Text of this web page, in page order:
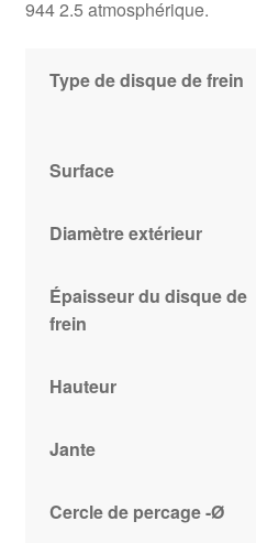
944 2.5 atmosphérique.
Type de disque de frein
Surface
Diamètre extérieur
Épaisseur du disque de
frein
Hauteur
Jante
Cercle de percage -Ø